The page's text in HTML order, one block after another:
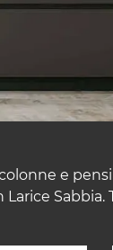
e
Sabbia.